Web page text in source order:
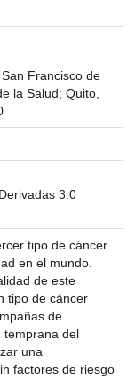
Francisco de
la Salud; Quito,
3.0
tipo de cáncer
en el mundo.
de este
tipo de cáncer
de
temprana del
una
factores de riesgo